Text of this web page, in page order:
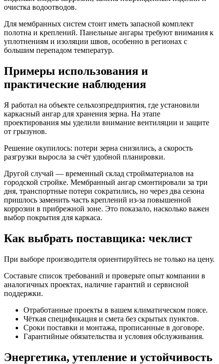
очистка водоотводов.
Для мембранных систем стоит иметь запасной комплект
полотна и креплений. Панельные ангары требуют внимания к
уплотнениям и изоляции швов, особенно в регионах с
большим перепадом температур.
Примеры использования и
практические наблюдения
Я работал на объекте сельхозпредприятия, где установили
каркасный ангар для хранения зерна. На этапе
проектирования мы уделили внимание вентиляции и защите
от грызунов.
Решение окупилось: потери зерна снизились, а скорость
разгрузки выросла за счёт удобной планировки.
Другой случай — временный склад стройматериалов на
городской стройке. Мембранный ангар смонтировали за три
дня, транспортные потери сократились, но через два сезона
пришлось заменить часть креплений из‑за повышенной
коррозии в прибрежной зоне. Это показало, насколько важен
выбор покрытия для каркаса.
Как выбрать поставщика: чеклист
При выборе производителя ориентируйтесь не только на цену.
Составьте список требований и проверьте опыт компании в
аналогичных проектах, наличие гарантий и сервисной
поддержки.
Отработанные проекты в вашем климатическом поясе.
Чёткая спецификация и смета без скрытых пунктов.
Сроки поставки и монтажа, прописанные в договоре.
Гарантийные обязательства и условия обслуживания.
Энергетика, утепление и устойчивость